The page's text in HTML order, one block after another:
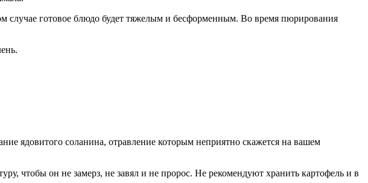
случае готовое блюдо будет тяжелым и бесформенным. Во время пюрирования
ядовитого соланина, отравление которым неприятно скажется на вашем
чтобы он не замерз, не завял и не пророс. Не рекомендуют хранить картофель и в